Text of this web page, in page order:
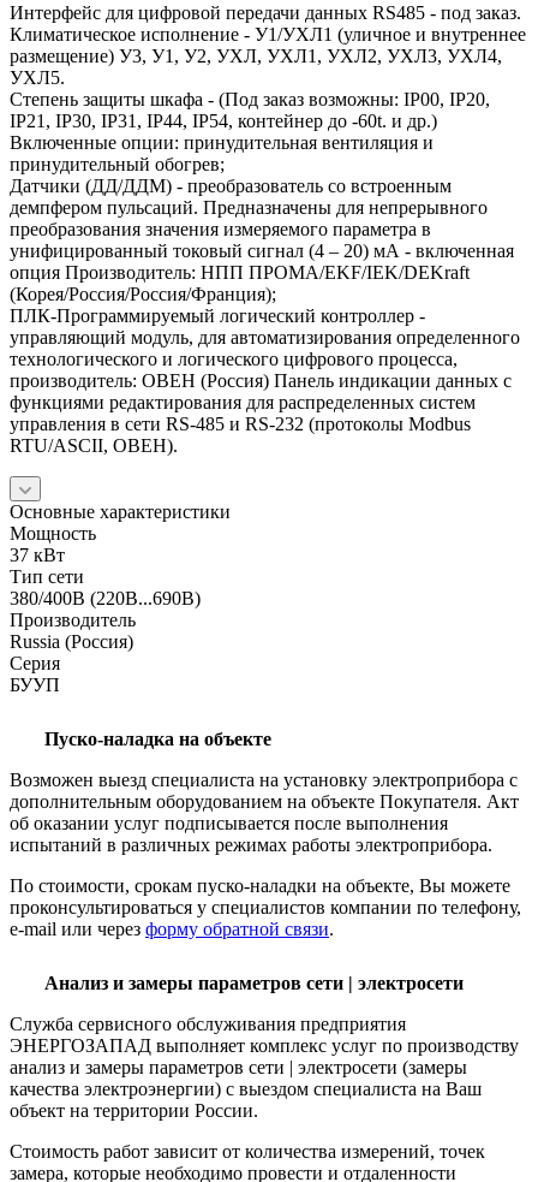
Интерфейс для цифровой передачи данных RS485 - под заказ.
Климатическое исполнение - У1/УХЛ1 (уличное и внутреннее
размещение) У3, У1, У2, УХЛ, УХЛ1, УХЛ2, УХЛ3, УХЛ4,
УХЛ5.
Степень защиты шкафа - (Под заказ возможны: IP00, IP20,
IP21, IP30, IP31, IP44, IP54, контейнер до -60t. и др.)
Включенные опции: принудительная вентиляция и
принудительный обогрев;
Датчики (ДД/ДДМ) - преобразователь со встроенным
демпфером пульсаций. Предназначены для непрерывного
преобразования значения измеряемого параметра в
унифицированный токовый сигнал (4 – 20) мА - включенная
опция Производитель: НПП ПРОМА/EKF/IEK/DEKraft
(Корея/Россия/Россия/Франция);
ПЛК-Программируемый логический контроллер -
управляющий модуль, для автоматизирования определенного
технологического и логического цифрового процесса,
производитель: ОВЕН (Россия) Панель индикации данных с
функциями редактирования для распределенных систем
управления в сети RS-485 и RS-232 (протоколы Modbus
RTU/ASCII, ОВЕН).
Основные характеристики
Мощность
37 кВт
Тип сети
380/400В (220В...690В)
Производитель
Russia (Россия)
Серия
БУУП
Пуско-наладка на объекте
Возможен выезд специалиста на установку электроприбора с
дополнительным оборудованием на объекте Покупателя. Акт
об оказании услуг подписывается после выполнения
испытаний в различных режимах работы электроприбора.
По стоимости, срокам пуско-наладки на объекте, Вы можете
проконсультироваться у специалистов компании по телефону,
e-mail или через форму обратной связи.
Анализ и замеры параметров сети | электросети
Служба сервисного обслуживания предприятия
ЭНЕРГОЗАПАД выполняет комплекс услуг по производству
анализ и замеры параметров сети | электросети (замеры
качества электроэнергии) с выездом специалиста на Ваш
объект на территории России.
Стоимость работ зависит от количества измерений, точек
замера, которые необходимо провести и отдаленности